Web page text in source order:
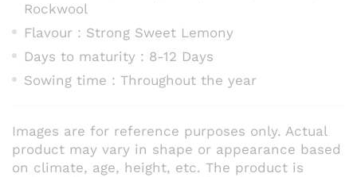
cu
s
m
n
g
s
Rockwool
Flavour : Strong Sweet Lemony
Days to maturity : 8-12 Days
Sowing time : Throughout the year
Images are for reference purposes only. Actual
product may vary in shape or appearance based
on climate, age, height, etc. The product is